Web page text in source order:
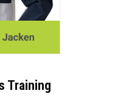
Training